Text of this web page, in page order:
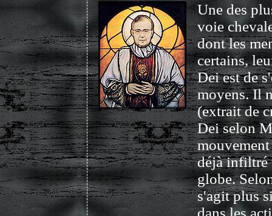
Une des
voie
dont les
certains,
Dei est de
moyens. Il
(extrait de
Dei selon
déjà infiltré
globe.
s'agit plus
dans les